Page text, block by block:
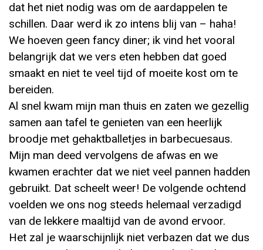
dat het niet nodig was om de aardappelen te
schillen. Daar werd ik zo intens blij van – haha!
We hoeven geen fancy diner; ik vind het vooral
belangrijk dat we vers eten hebben dat goed
smaakt en niet te veel tijd of moeite kost om te
bereiden.
Al snel kwam mijn man thuis en zaten we gezellig
samen aan tafel te genieten van een heerlijk
broodje met gehaktballetjes in barbecuesaus.
Mijn man deed vervolgens de afwas en we
kwamen erachter dat we niet veel pannen hadden
gebruikt. Dat scheelt weer! De volgende ochtend
voelden we ons nog steeds helemaal verzadigd
van de lekkere maaltijd van de avond ervoor.
Het zal je waarschijnlijk niet verbazen dat we dus